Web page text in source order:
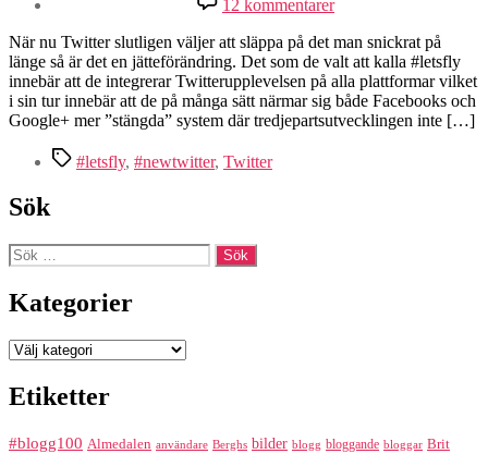
12 kommentarer
Twitter
gör
en
jätteomgörning
med
sin
När nu Twitter slutligen väljer att släppa på det man snickrat på
länge så är det en jätteförändring. Det som de valt att kalla #letsfly
innebär att de integrerar Twitterupplevelsen på alla plattformar vilket
i sin tur innebär att de på många sätt närmar sig både Facebooks och
Google+ mer ”stängda” system där tredjepartsutvecklingen inte […]
Etiketter
#letsfly, #newtwitter, Twitter
Sök
Sök
efter:
Kategorier
Kategorier
Etiketter
#blogg100 Almedalen användare Berghs bilder blogg bloggande bloggar Brit